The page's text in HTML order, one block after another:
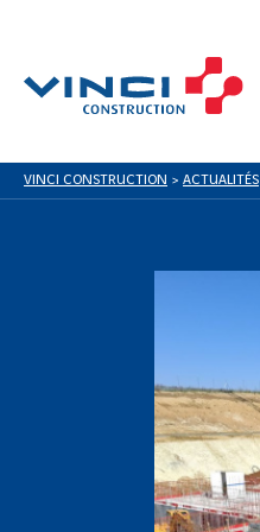
VINCI CONSTRUCTION > ACTUALITÉS